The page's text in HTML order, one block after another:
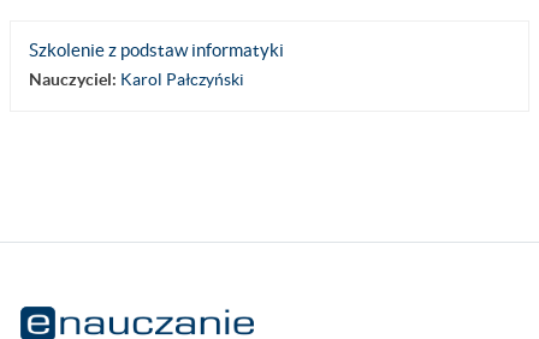
Szkolenie z podstaw informatyki
Nauczyciel: Karol Pałczyński